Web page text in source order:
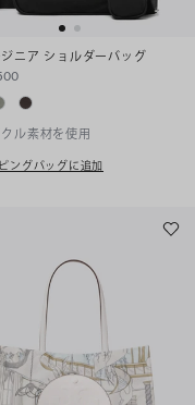
ニア ショルダーバッグ
ル素材を使用
ングバッグに追加